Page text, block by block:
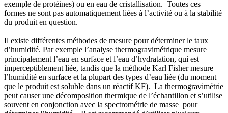
exemple de protéines) ou en eau de cristallisation. Toutes ces
formes ne sont pas automatiquement liées à l’activité ou à la stabilité
du produit en question.
Il existe différentes méthodes de mesure pour déterminer le taux
d’humidité. Par exemple l’analyse thermogravimétrique mesure
principalement l’eau en surface et l’eau d’hydratation, qui est
imperceptiblement liée, tandis que la méthode Karl Fisher mesure
l’humidité en surface et la plupart des types d’eau liée (du moment
que le produit est soluble dans un réactif KF). La thermogravimétrie
peut causer une décomposition thermique de l’échantillon et s’utilise
souvent en conjonction avec la spectrométrie de masse pour